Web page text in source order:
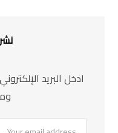
ادخل البريد